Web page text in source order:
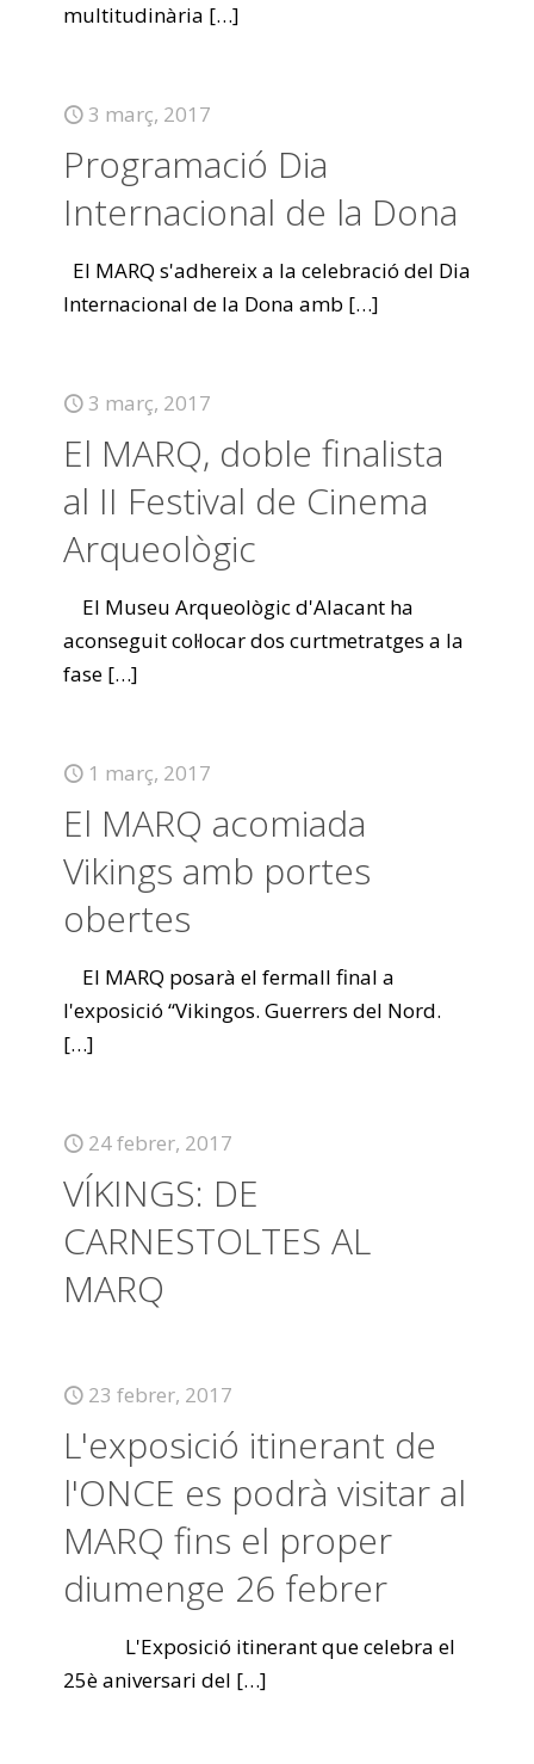
multitudinària […]
3 març, 2017
Programació Dia
Internacional de la Dona
El MARQ s'adhereix a la celebració del Dia
Internacional de la Dona amb […]
3 març, 2017
El MARQ, doble finalista
al II Festival de Cinema
Arqueològic
El Museu Arqueològic d'Alacant ha
aconseguit col·locar dos curtmetratges a la
fase […]
1 març, 2017
El MARQ acomiada
Vikings amb portes
obertes
El MARQ posarà el fermall final a
l'exposició “Vikingos. Guerrers del Nord.
[…]
24 febrer, 2017
VÍKINGS: DE
CARNESTOLTES AL
MARQ
23 febrer, 2017
L'exposició itinerant de
l'ONCE es podrà visitar al
MARQ fins el proper
diumenge 26 febrer
L'Exposició itinerant que celebra el
25è aniversari del […]